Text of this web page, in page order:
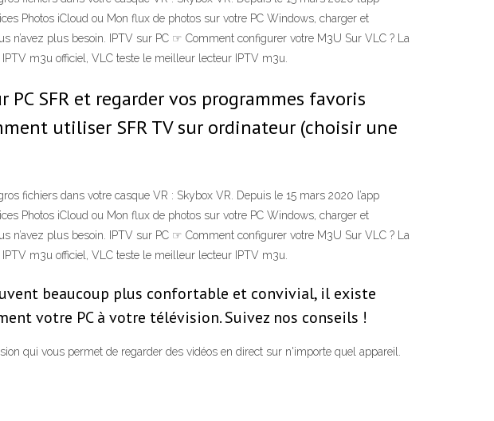
Photos iCloud ou Mon flux de photos sur votre PC Windows, charger et
n’avez plus besoin. IPTV sur PC ☞ Comment configurer votre M3U Sur VLC ? La
m3u officiel, VLC teste le meilleur lecteur IPTV m3u.
SFR et regarder vos programmes favoris
utiliser SFR TV sur ordinateur (choisir une
fichiers dans votre casque VR : Skybox VR. Depuis le 15 mars 2020 l’app
Photos iCloud ou Mon flux de photos sur votre PC Windows, charger et
n’avez plus besoin. IPTV sur PC ☞ Comment configurer votre M3U Sur VLC ? La
m3u officiel, VLC teste le meilleur lecteur IPTV m3u.
beaucoup plus confortable et convivial, il existe
votre PC à votre télévision. Suivez nos conseils !
qui vous permet de regarder des vidéos en direct sur n'importe quel appareil.